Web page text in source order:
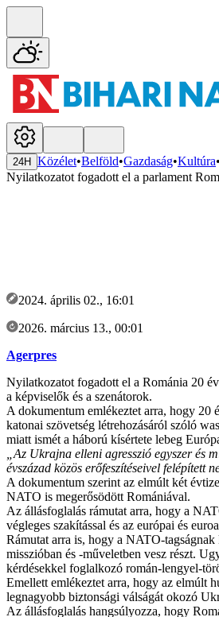
24H Közélet•Belföld•Gazdaság•Kultúra•
Nyilatkozatot fogadott el a parlament
2024. április 02., 16:01
2026. március 13., 00:01
Agerpres
Nyilatkozatot fogadott el a Románia 20
a képviselők és a szenátorok.
A dokumentum emlékeztet arra, hogy 20
katonai szövetség létrehozásáról szóló
miatt ismét a háború kísértete lebeg
„Az Ukrajna elleni agresszió egyszer és
évszázad közös erőfeszítéseivel felépített
A dokumentum szerint az elmúlt két
NATO is megerősödött Romániával.
Az állásfoglalás rámutat arra, hogy a
végleges szakítással és az európai és
Rámutat arra is, hogy a NATO-
misszióban és -műveletben vesz részt.
kérdésekkel foglalkozó román-lengyel-
Emellett emlékeztet arra, hogy az elmúlt
legnagyobb biztonsági válságát okozó
Az állásfoglalás hangsúlyozza, hogy